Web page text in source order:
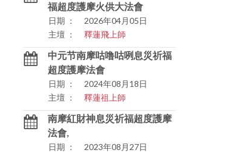
福超度護摩火供大法會
日期 ：
2026年04月05日
主壇 ：
釋蓮飛上師
中元节南摩咕噜咕咧息災祈福
超度護摩法會
日期 ：
2024年08月18日
主壇 ：
釋蓮祖上師
南摩紅財神息災祈福超度護摩
法會,
日期 ：
2023年08月27日